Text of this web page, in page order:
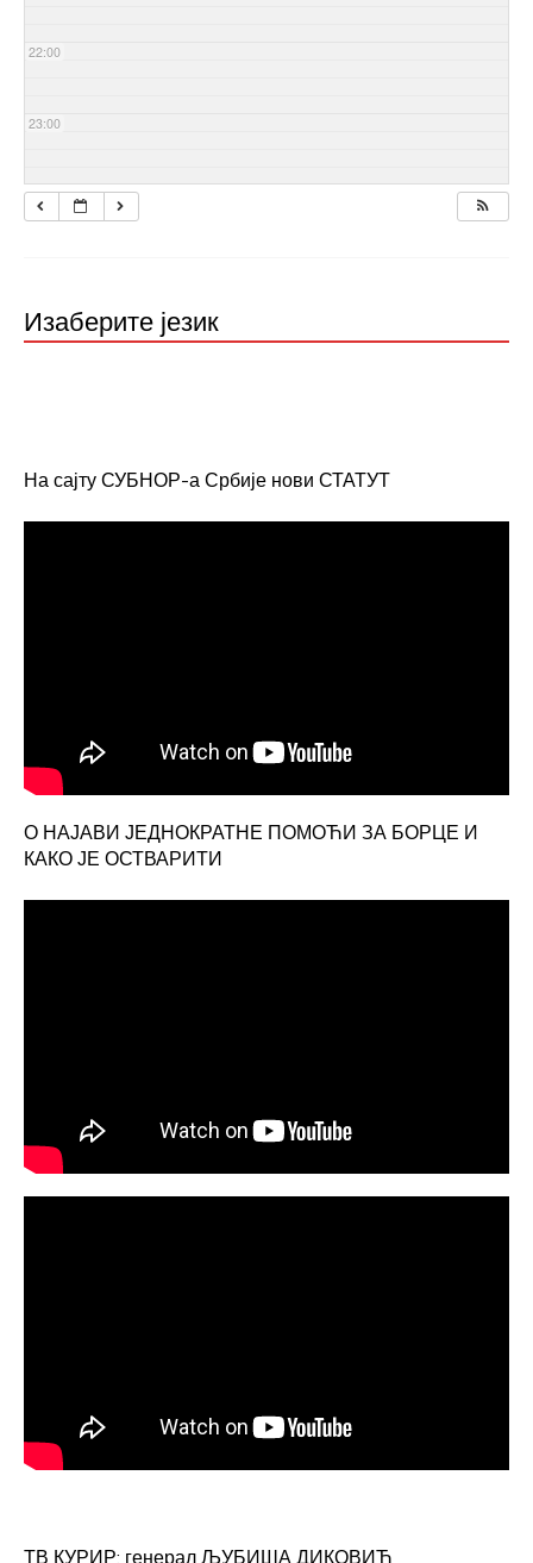
22:00
23:00
Изаберите језик
На сајту СУБНОР-а Србије нови СТАТУТ
О НАЈАВИ ЈЕДНОКРАТНЕ ПОМОЋИ ЗА БОРЦЕ И
КАКО ЈЕ ОСТВАРИТИ
ТВ КУРИР: генерал ЉУБИША ДИКОВИЋ